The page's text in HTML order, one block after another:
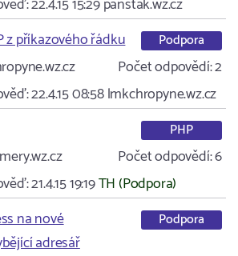
22.4.15 15:29panstak.wz.cz
z příkazového řádku
Podpora
Počet odpovědí:2
22.4.15 08:58lmkchropyne.wz.cz
PHP
Počet odpovědí:6
21.4.15 19:19TH (Podpora)
na nové
adresář
Podpora